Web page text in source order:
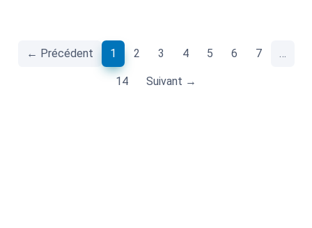
← Précédent 1 (current)
2 3 4 5 6 7 …
14 Suivant →